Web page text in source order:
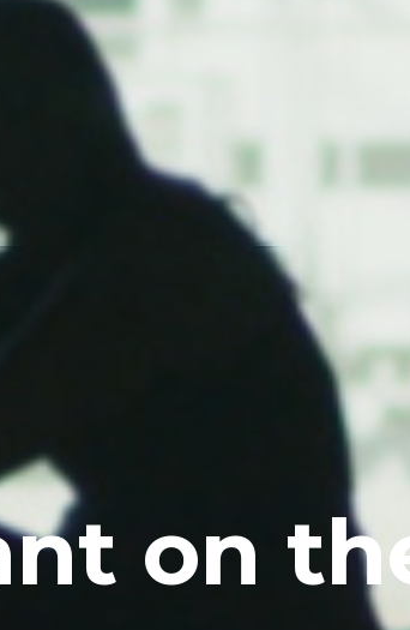
nt on th